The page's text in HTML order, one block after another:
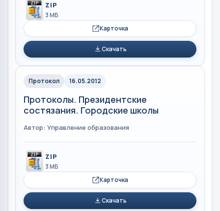
ZIP
3 МБ
Карточка
Скачать
Протокол 16.05.2012
Протоколы. Президентские
состязания. Городские школы
Автор: Управление образования
ZIP
3 МБ
Карточка
Скачать